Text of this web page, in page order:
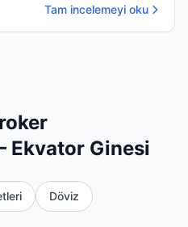
Tam incelemeyi oku
Ekvator Ginesi
Döviz